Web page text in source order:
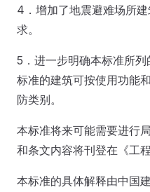
4．增加了地震避难场所
求。
5．进一步明确本标准所
标准的建筑可按使用功能
防类别。
本标准将来可能需要进行
和条文内容将刊登在《工
本标准的具体解释由中国